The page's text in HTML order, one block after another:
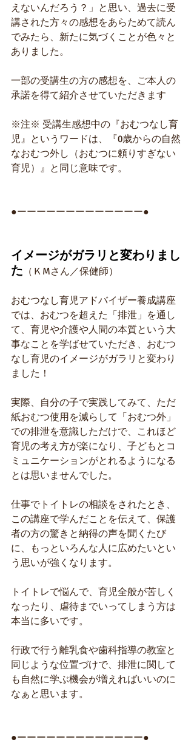
えないんだろう？」と思い、過去に受
講された方々の感想をあらためて読ん
でみたら、新たに気づくことが色々と
ありました。
一部の受講生の方の感想を、ご本人の
承諾を得て紹介させていただきます
※注※ 受講生感想中の『おむつなし育
児』というワードは、『0歳からの自然
なおむつ外し（おむつに頼りすぎない
育児）』と同じ意味です。
●ーーーーーーーーーーーーー●
イメージがガラリと変わりまし
た （ＫMさん／保健師）
おむつなし育児アドバイザー養成講座
では、おむつを超えた「排泄」を通し
て、育児や介護や人間の本質という大
事なことを学ばせていただき、おむつ
なし育児のイメージがガラリと変わり
ました！
実際、自分の子で実践してみて、ただ
紙おむつ使用を減らして「おむつ外」
での排泄を意識しただけで、これほど
育児の考え方が楽になり、子どもとコ
ミュニケーションがとれるようになる
とは思いませんでした。
仕事でトイトレの相談をされたとき、
この講座で学んだことを伝えて、保護
者の方の驚きと納得の声を聞くたび
に、もっといろんな人に広めたいとい
う思いが強くなります。
トイトレで悩んで、育児全般が苦しく
なったり、虐待までいってしまう方は
本当に多いです。
行政で行う離乳食や歯科指導の教室と
同じような位置づけで、排泄に関して
も自然に学ぶ機会が増えればいいのに
なぁと思います。
●ーーーーーーーーーーーーー●